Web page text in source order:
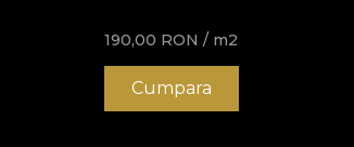
190,00 RON / m2
Cumpara